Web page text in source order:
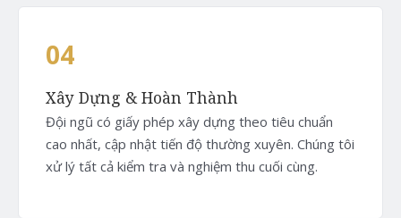
04
Xây Dựng & Hoàn Thành
Đội ngũ có giấy phép xây dựng theo tiêu chuẩn
cao nhất, cập nhật tiến độ thường xuyên. Chúng tôi
xử lý tất cả kiểm tra và nghiệm thu cuối cùng.